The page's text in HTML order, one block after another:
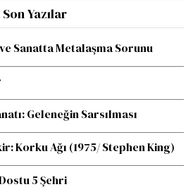
Son Yazılar
Sanatta Metalaşma Sorunu
Geleneğin Sarsılması
Korku Ağı (1975/ Stephen King)
5 Şehri